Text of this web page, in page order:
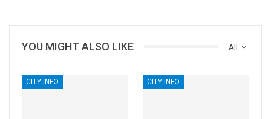
All
YOU MIGHT ALSO LIKE
CITY INFO CITY INFO